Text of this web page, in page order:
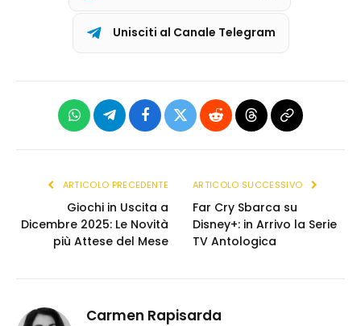
Unisciti al Canale Telegram
WhatsAppTelegramFacebook
X
RedditThreadsCopia
ARTICOLO PRECEDENTE
Giochi in Uscita a
Dicembre 2025: Le Novità
più Attese del Mese
ARTICOLO SUCCESSIVO
Far Cry Sbarca su
Disney+: in Arrivo la Serie
TV Antologica
Carmen Rapisarda